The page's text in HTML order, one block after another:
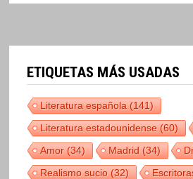
ETIQUETAS MÁS USADAS
Literatura española(141)
Literatura estadounidense(60)
Amor(34) Madrid(34)
Realismo sucio(32)